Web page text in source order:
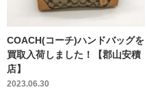
COACH(コーチ)ハンドバッグを
買取入荷しました！【郡山安積
店】
2023.06.30